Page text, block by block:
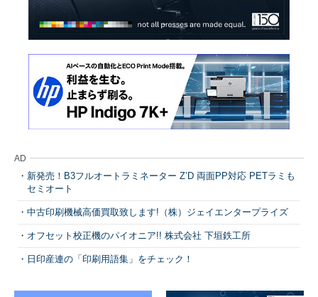
AD
新発売！B3フルオートラミネーター Z’D 両面PP対応 PETラミも
セミオート
中古印刷機械高価買取致します!（株）ジェイエンタープライズ
オフセット校正機のパイオニア!! 株式会社 下垣鉄工所
日印産連の「印刷用語集」をチェック！